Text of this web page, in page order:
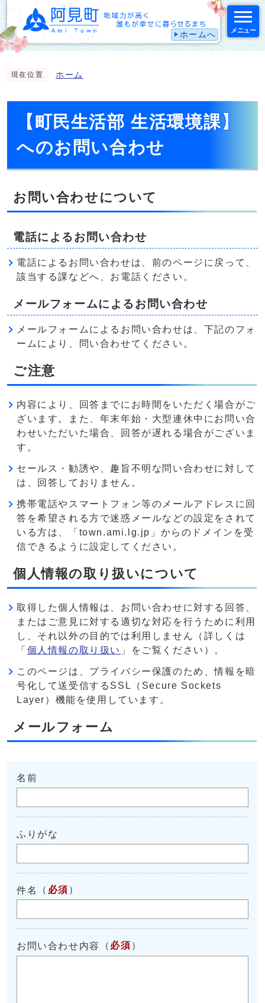
ホームへ メニュー
現在位置 ホーム
【町民生活部 生活環境課】
へのお問い合わせ
お問い合わせについて
電話によるお問い合わせ
電話によるお問い合わせは、前のページに戻って、
該当する課などへ、お電話ください。
メールフォームによるお問い合わせ
メールフォームによるお問い合わせは、下記のフォ
ームにより、問い合わせてください。
ご注意
内容により、回答までにお時間をいただく場合がご
ざいます。また、年末年始・大型連休中にお問い合
わせいただいた場合、回答が遅れる場合がございま
す。
セールス・勧誘や、趣旨不明な問い合わせに対して
は、回答しておりません。
携帯電話やスマートフォン等のメールアドレスに回
答を希望される方で迷惑メールなどの設定をされて
いる方は、「town.ami.lg.jp」からのドメインを受
信できるように設定してください。
個人情報の取り扱いについて
取得した個人情報は、お問い合わせに対する回答、
またはご意見に対する適切な対応を行うために利用
し、それ以外の目的では利用しません（詳しくは
「 個人情報の取り扱い 」をご覧ください）。
このページは、プライバシー保護のため、情報を暗
号化して送受信するSSL（Secure Sockets
Layer）機能を使用しています。
メールフォーム
名前
ふりがな
件名 （ 必須 ）
お問い合わせ内容 （ 必須 ）